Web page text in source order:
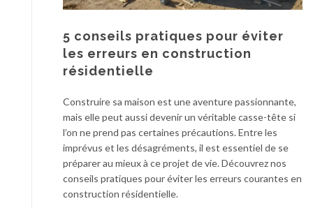
5 conseils pratiques pour éviter
les erreurs en construction
résidentielle
Construire sa maison est une aventure passionnante,
mais elle peut aussi devenir un véritable casse-tête si
l’on ne prend pas certaines précautions. Entre les
imprévus et les désagréments, il est essentiel de se
préparer au mieux à ce projet de vie. Découvrez nos
conseils pratiques pour éviter les erreurs courantes en
construction résidentielle.